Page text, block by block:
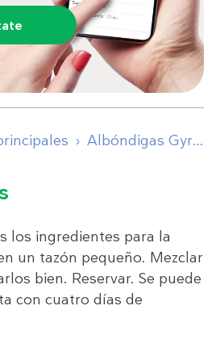
Albóndigas Gyro con salsa griega
los ingredientes para la
un tazón pequeño. Mezclar
bien. Reservar. Se puede
con cuatro días de